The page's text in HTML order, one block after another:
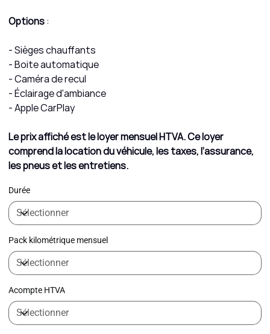
Options:
- Sièges chauffants
- Boite automatique
- Caméra de recul
- Éclairage d'ambiance
- Apple CarPlay
Le prix affiché est le loyer mensuel HTVA. Ce loyer
comprend la location du véhicule, les taxes, l’assurance,
les pneus et les entretiens.
Durée
Pack kilométrique mensuel
Acompte HTVA